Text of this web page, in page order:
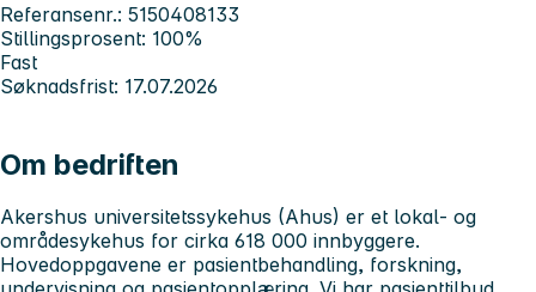
Referansenr.: 5150408133
Stillingsprosent: 100%
Fast
Søknadsfrist: 17.07.2026
Om bedriften
Akershus universitetssykehus (Ahus) er et lokal- og
områdesykehus for cirka 618 000 innbyggere.
Hovedoppgavene er pasientbehandling, forskning,